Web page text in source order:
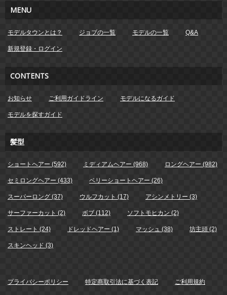
MENU
モデルタウンとは？ ジョブの一覧 モデルの一覧 Q&A
新規登録・ログイン
CONTENTS
お知らせ ご利用ガイドライン モデルになるガイド
モデルを探すガイド
髪型
ショートヘアー (592) ミディアムヘアー (968) ロングヘアー (982)
セミロングヘアー (433) ベリーショートヘアー (26)
スーパーロング (37) ウルフカット (17) アシンメトリー (3)
サーファーカット (2) ボブ (112) ソフトモヒカン (2)
ストレート (24) ドレッドヘアー (1) マッシュ (38) 坊主頭 (2)
スキンヘッド (3)
プライバシーポリシー 特定商取引法に基づく表記 ご利用規約